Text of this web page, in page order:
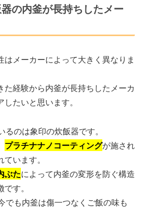
器の内釜が長持ちしたメー
メーカーによって大きく異なりま
た経験から内釜が長持ちしたメーカ
たいと思います。
のは象印の炊飯器です。
プラチナナノコーティングが施され
います。
ぶたによって内釜の変形を防ぐ構造
す。
でも内釜は傷一つなくご飯の味も